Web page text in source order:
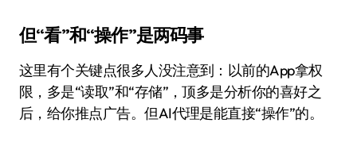
但“看”和“操作”是两码事
这里有个关键点很多人没注意到：以前的App拿权
限，多是“读取”和“存储”，顶多是分析你的喜好之
后，给你推点广告。但AI代理是能直接“操作”的。